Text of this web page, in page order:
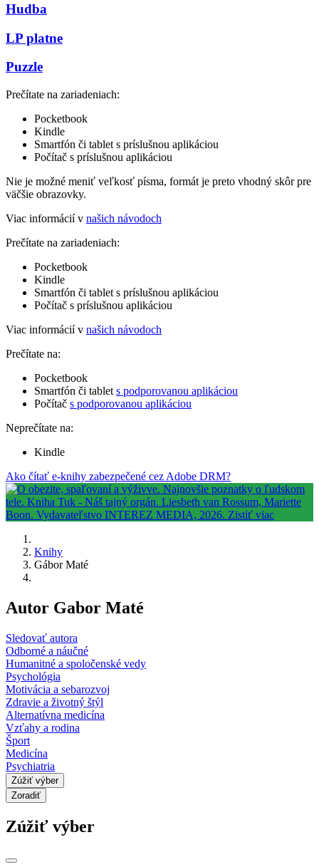
Hudba
LP platne
Puzzle
Prečítate na zariadeniach:
Pocketbook
Kindle
Smartfón či tablet s príslušnou aplikáciou
Počítač s príslušnou aplikáciou
Nie je možné meniť veľkosť písma, formát je preto vhodný skôr pre
väčšie obrazovky.
Viac informácií v našich návodoch
Prečítate na zariadeniach:
Pocketbook
Kindle
Smartfón či tablet s príslušnou aplikáciou
Počítač s príslušnou aplikáciou
Viac informácií v našich návodoch
Prečítate na:
Pocketbook
Smartfón či tablet s podporovanou aplikáciou
Počítač s podporovanou aplikáciou
Neprečítate na:
Kindle
Ako čítať e-knihy zabezpečené cez Adobe DRM?
Knihy
Gábor Maté
Autor Gabor Maté
Sledovať autora
Odborné a náučné
Humanitné a spoločenské vedy
Psychológia
Motivácia a sebarozvoj
Zdravie a životný štýl
Alternatívna medicína
Vzťahy a rodina
Šport
Medicína
Psychiatria
Zúžiť výber
Zoradiť
Zúžiť výber